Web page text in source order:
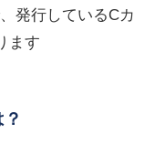
発行しているCカ
ます